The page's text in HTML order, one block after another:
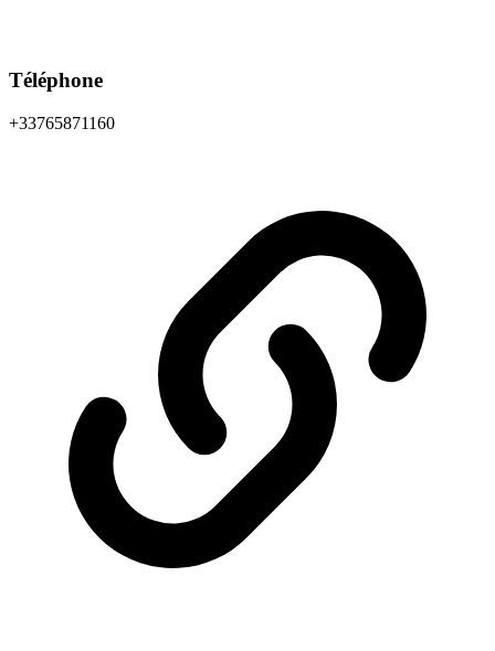
Téléphone
+33765871160